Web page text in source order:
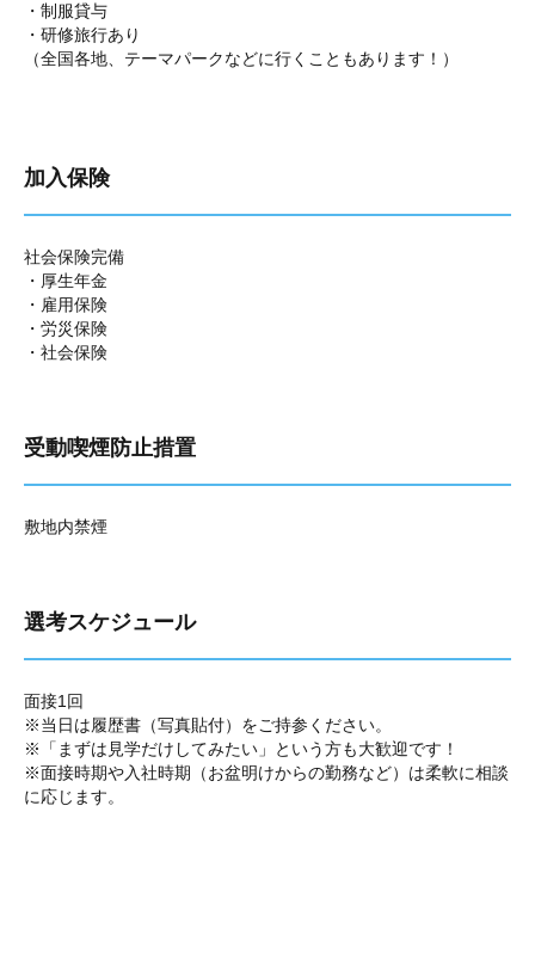
・制服貸与
・研修旅行あり
（全国各地、テーマパークなどに行くこともあります！）
加入保険
社会保険完備
・厚生年金
・雇用保険
・労災保険
・社会保険
受動喫煙防止措置
敷地内禁煙
選考スケジュール
面接1回
※当日は履歴書（写真貼付）をご持参ください。
※「まずは見学だけしてみたい」という方も大歓迎です！
※面接時期や入社時期（お盆明けからの勤務など）は柔軟に相談
に応じます。